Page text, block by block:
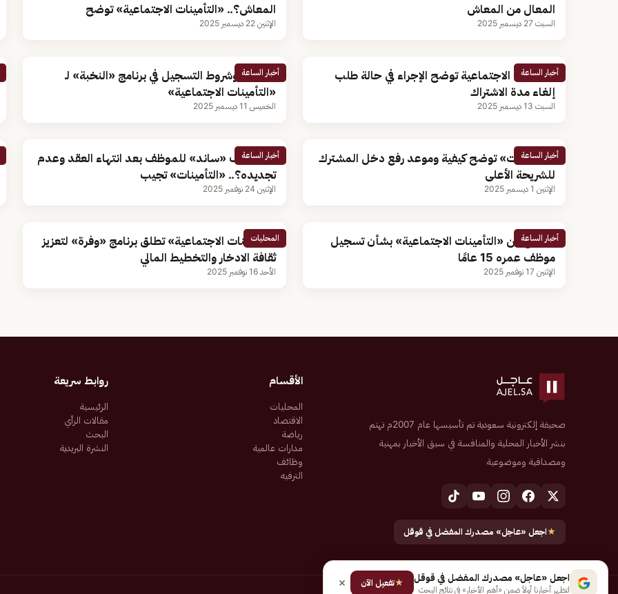
المعال من المعاش
السبت 27 ديسمبر 2025
المعاش؟.. «التأمينات الاجتماعية» توضح
الإثنين 22 ديسمبر 2025
أخبار الساعة
التأمينات الاجتماعية توضح الإجراء في حالة طلب
إلغاء مدة الاشتراك
السبت 13 ديسمبر 2025
أخبار الساعة
تفاصيل وشروط التسجيل في برنامج «النخبة» لـ
«التأمينات الاجتماعية»
الخميس 11 ديسمبر 2025
أخبار الساعة
«التأمينات» توضح كيفية وموعد رفع دخل المشترك
للشريحة الأعلى
الإثنين 1 ديسمبر 2025
أخبار الساعة
هل يصرف «ساند» للموظف بعد انتهاء العقد وعدم
تجديده؟.. «التأمينات» تجيب
الإثنين 24 نوفمبر 2025
أخبار الساعة
توضيح من «التأمينات الاجتماعية» بشأن تسجيل
موظف عمره 15 عامًا
الإثنين 17 نوفمبر 2025
المحليات
«التأمينات الاجتماعية» تطلق برنامج «وفرة» لتعزيز
ثقافة الادخار والتخطيط المالي
الأحد 16 نوفمبر 2025
صحيفة إلكترونية سعودية تم تأسيسها عام 2007م تهتم
بنشر الأخبار المحلية والمنافسة في سبق الأخبار بمهنية
ومصداقية وموضوعية
★اجعل «عاجل» مصدرك المفضل في قوقل
الأقسام
المحليات
الاقتصاد
رياضة
مدارات عالمية
وظائف
الترفيه
روابط سريعة
الرئيسية
مقالات الرأي
البحث
النشرة البريدية
اجعل «عاجل» مصدرك المفضل في قوقل
لتظهر أخبارنا أولاً ضمن «أهم الأخبار» في نتائج البحث
★تفعيل الآن